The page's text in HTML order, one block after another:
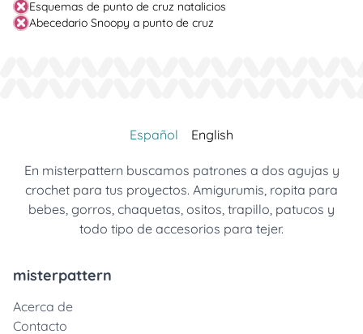
Esquemas de punto de cruz natalicios
Abecedario Snoopy a punto de cruz
Español English
En misterpattern buscamos patrones a dos agujas y
crochet para tus proyectos. Amigurumis, ropita para
bebes, gorros, chaquetas, ositos, trapillo, patucos y
todo tipo de accesorios para tejer.
misterpattern
Acerca de
Contacto